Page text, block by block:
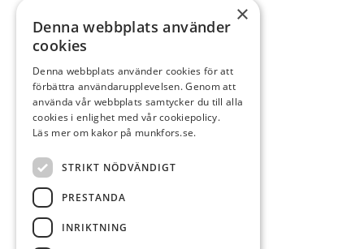
×
Denna webbplats använder
cookies
Denna webbplats använder cookies för att
förbättra användarupplevelsen. Genom att
använda vår webbplats samtycker du till alla
cookies i enlighet med vår cookiepolicy.
Läs mer om kakor på munkfors.se.
STRIKT NÖDVÄNDIGT
PRESTANDA
INRIKTNING